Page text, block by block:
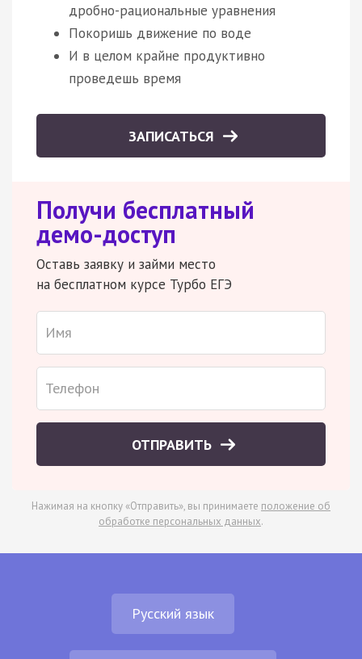
дробно-рациональные уравнения
Покоришь движение по воде
И в целом крайне продуктивно
проведешь время
ЗАПИСАТЬСЯ
Получи бесплатный
демо-доступ
Оставь заявку и займи место
на бесплатном курсе Турбо ЕГЭ
ОТПРАВИТЬ
Нажимая на кнопку «Отправить», вы принимаете положение об
обработке персональных данных.
Русский язык